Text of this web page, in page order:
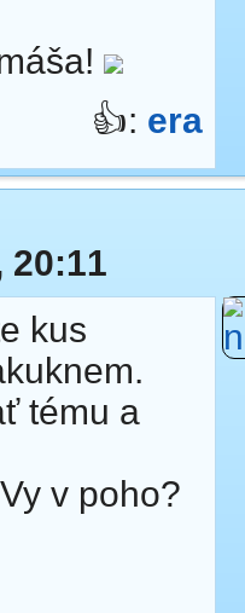
👍: era
20:11
kus
tému a
v poho?